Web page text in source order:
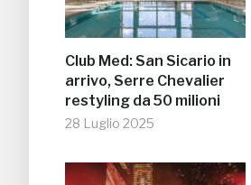
Club Med: San Sicario in
arrivo, Serre Chevalier
restyling da 50 milioni
28 Luglio 2025